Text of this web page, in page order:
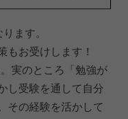
ます。
もお受けします！
実のところ「勉強が
し受験を通して自分
その経験を活かして